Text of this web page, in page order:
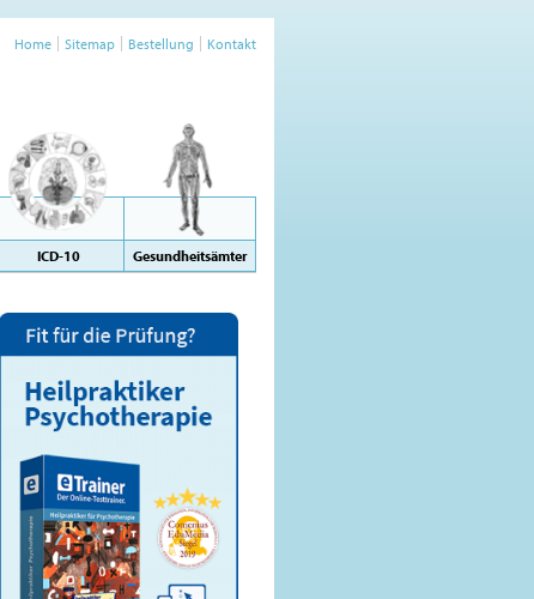
Home Sitemap Bestellung Kontakt
ICD-10 Gesundheitsämter